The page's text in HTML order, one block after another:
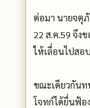
ต่อมา นายจตุ
22 ส.ค.59 จึง
ให้เลื่อนไปสอ
ขณะเดียวกันท
โจทก์ได้ยื่นฟ้อ